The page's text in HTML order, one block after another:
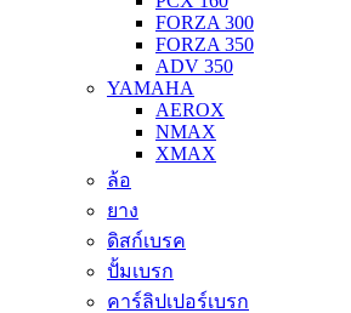
FORZA 300
FORZA 350
ADV 350
YAMAHA
AEROX
NMAX
XMAX
ล้อ
ยาง
ดิสก์เบรค
ปั้มเบรก
คาร์ลิปเปอร์เบรก